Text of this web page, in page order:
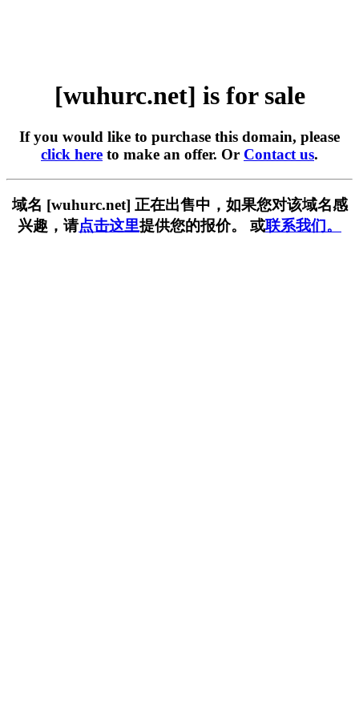
[wuhurc.net] is for sale
If you would like to purchase this domain, please
click here to make an offer. Or Contact us.
域名 [wuhurc.net] 正在出售中，如果您对该域名感
兴趣，请点击这里提供您的报价。 或联系我们。